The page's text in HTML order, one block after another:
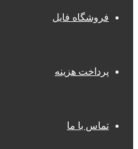
فروشگاه فایل
پرداخت هزینه
تماس با ما